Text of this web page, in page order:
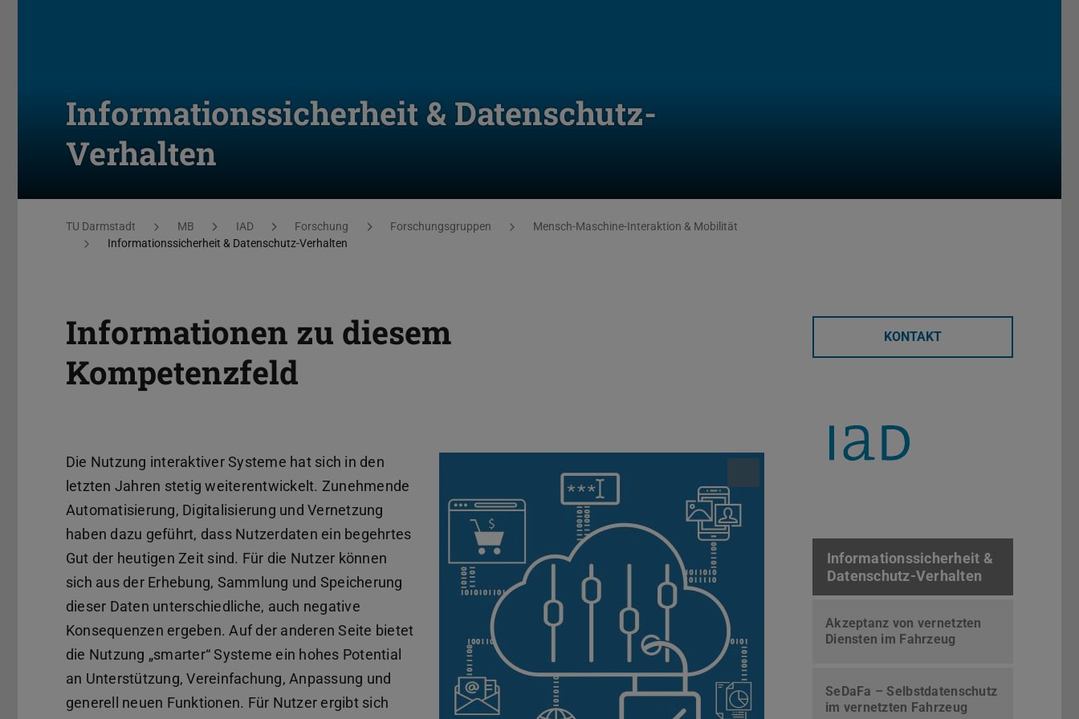
Informationssicherheit & Datenschutz-
Verhalten
Sie befinden sich hier:
TU Darmstadt MB IAD Forschung Forschungsgruppen
Mensch-Maschine-Interaktion & Mobilität
Informationssicherheit & Datenschutz-Verhalten
Informationen zu diesem
Kompetenzfeld
Die Nutzung interaktiver Systeme hat sich in den
letzten Jahren stetig weiterentwickelt. Zunehmende
Automatisierung, Digitalisierung und Vernetzung
haben dazu geführt, dass Nutzerdaten ein begehrtes
Gut der heutigen Zeit sind. Für die Nutzer können
sich aus der Erhebung, Sammlung und Speicherung
dieser Daten unterschiedliche, auch negative
Konsequenzen ergeben. Auf der anderen Seite bietet
die Nutzung „smarter“ Systeme ein hohes Potential
an Unterstützung, Vereinfachung, Anpassung und
generell neuen Funktionen. Für Nutzer ergibt sich
KONTAKT
Informationssicherheit &
Datenschutz-Verhalten
Akzeptanz von vernetzten
Diensten im Fahrzeug
SeDaFa – Selbstdatenschutz
im vernetzten Fahrzeug